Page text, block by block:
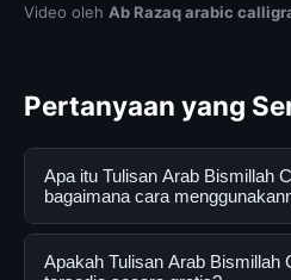
Video oleh Ab Razaq arabic
Pertanyaan yang
Apa itu Tulisan Arab Bismillah
bagaimana cara
Tulisan Arab Bismillah Cantik:
Apakah Tulisan Arab Bismillah